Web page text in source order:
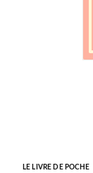
LE LIVRE DE POCHE